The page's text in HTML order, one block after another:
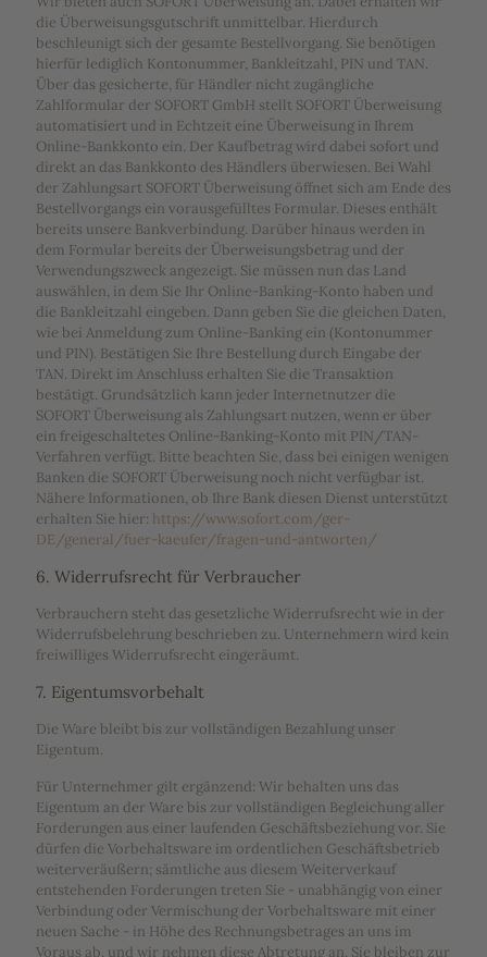
die Überweisungsgutschrift unmittelbar. Hierdurch
beschleunigt sich der gesamte Bestellvorgang. Sie benötigen
hierfür lediglich Kontonummer, Bankleitzahl, PIN und TAN.
Über das gesicherte, für Händler nicht zugängliche
Zahlformular der SOFORT GmbH stellt SOFORT Überweisung
automatisiert und in Echtzeit eine Überweisung in Ihrem
Online-Bankkonto ein. Der Kaufbetrag wird dabei sofort und
direkt an das Bankkonto des Händlers überwiesen. Bei Wahl
der Zahlungsart SOFORT Überweisung öffnet sich am Ende des
Bestellvorgangs ein vorausgefülltes Formular. Dieses enthält
bereits unsere Bankverbindung. Darüber hinaus werden in
dem Formular bereits der Überweisungsbetrag und der
Verwendungszweck angezeigt. Sie müssen nun das Land
auswählen, in dem Sie Ihr Online-Banking-Konto haben und
die Bankleitzahl eingeben. Dann geben Sie die gleichen Daten,
wie bei Anmeldung zum Online-Banking ein (Kontonummer
und PIN). Bestätigen Sie Ihre Bestellung durch Eingabe der
TAN. Direkt im Anschluss erhalten Sie die Transaktion
bestätigt. Grundsätzlich kann jeder Internetnutzer die
SOFORT Überweisung als Zahlungsart nutzen, wenn er über
ein freigeschaltetes Online-Banking-Konto mit PIN/TAN-
Verfahren verfügt. Bitte beachten Sie, dass bei einigen wenigen
Banken die SOFORT Überweisung noch nicht verfügbar ist.
Nähere Informationen, ob Ihre Bank diesen Dienst unterstützt
erhalten Sie hier: https://www.sofort.com/ger-
DE/general/fuer-kaeufer/fragen-und-antworten/
6. Widerrufsrecht für Verbraucher
Verbrauchern steht das gesetzliche Widerrufsrecht wie in der
Widerrufsbelehrung beschrieben zu. Unternehmern wird kein
freiwilliges Widerrufsrecht eingeräumt.
7. Eigentumsvorbehalt
Die Ware bleibt bis zur vollständigen Bezahlung unser
Eigentum.
Für Unternehmer gilt ergänzend: Wir behalten uns das
Eigentum an der Ware bis zur vollständigen Begleichung aller
Forderungen aus einer laufenden Geschäftsbeziehung vor. Sie
dürfen die Vorbehaltsware im ordentlichen Geschäftsbetrieb
weiterveräußern; sämtliche aus diesem Weiterverkauf
entstehenden Forderungen treten Sie - unabhängig von einer
Verbindung oder Vermischung der Vorbehaltsware mit einer
neuen Sache - in Höhe des Rechnungsbetrages an uns im
Voraus ab, und wir nehmen diese Abtretung an. Sie bleiben zur